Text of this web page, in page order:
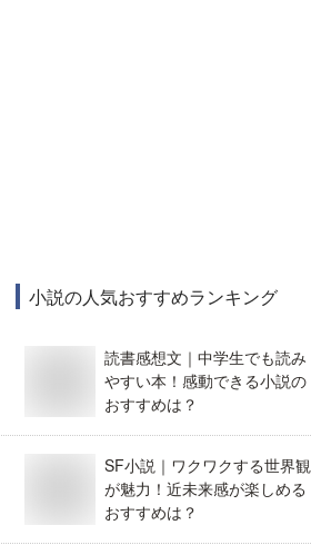
小説の人気おすすめランキング
読書感想文｜中学生でも読み
やすい本！感動できる小説の
おすすめは？
SF小説｜ワクワクする世界観
が魅力！近未来感が楽しめる
おすすめは？